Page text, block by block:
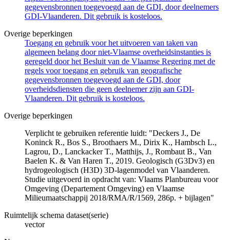
gegevensbronnen toegevoegd aan de GDI, door deelnemers
GDI-Vlaanderen. Dit gebruik is kosteloos.
Overige beperkingen
Toegang en gebruik voor het uitvoeren van taken van
algemeen belang door niet-Vlaamse overheidsinstanties is
geregeld door het Besluit van de Vlaamse Regering met de
regels voor toegang en gebruik van geografische
gegevensbronnen toegevoegd aan de GDI, door
overheidsdiensten die geen deelnemer zijn aan GDI-
Vlaanderen. Dit gebruik is kosteloos.
Overige beperkingen
Verplicht te gebruiken referentie luidt: "Deckers J., De
Koninck R., Bos S., Broothaers M., Dirix K., Hambsch L.,
Lagrou, D., Lanckacker T., Matthijs, J., Rombaut B., Van
Baelen K. & Van Haren T., 2019. Geologisch (G3Dv3) en
hydrogeologisch (H3D) 3D-lagenmodel van Vlaanderen.
Studie uitgevoerd in opdracht van: Vlaams Planbureau voor
Omgeving (Departement Omgeving) en Vlaamse
Milieumaatschappij 2018/RMA/R/1569, 286p. + bijlagen"
Ruimtelijk schema dataset(serie)
vector